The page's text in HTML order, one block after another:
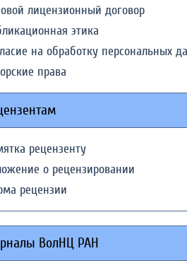
лицензионный договор
этика
на обработку персональных
права
рецензенту
о рецензировании
рецензии
ВолНЦ РАН